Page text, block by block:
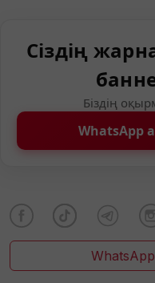
Сіздің
Біздің
WhatsApp